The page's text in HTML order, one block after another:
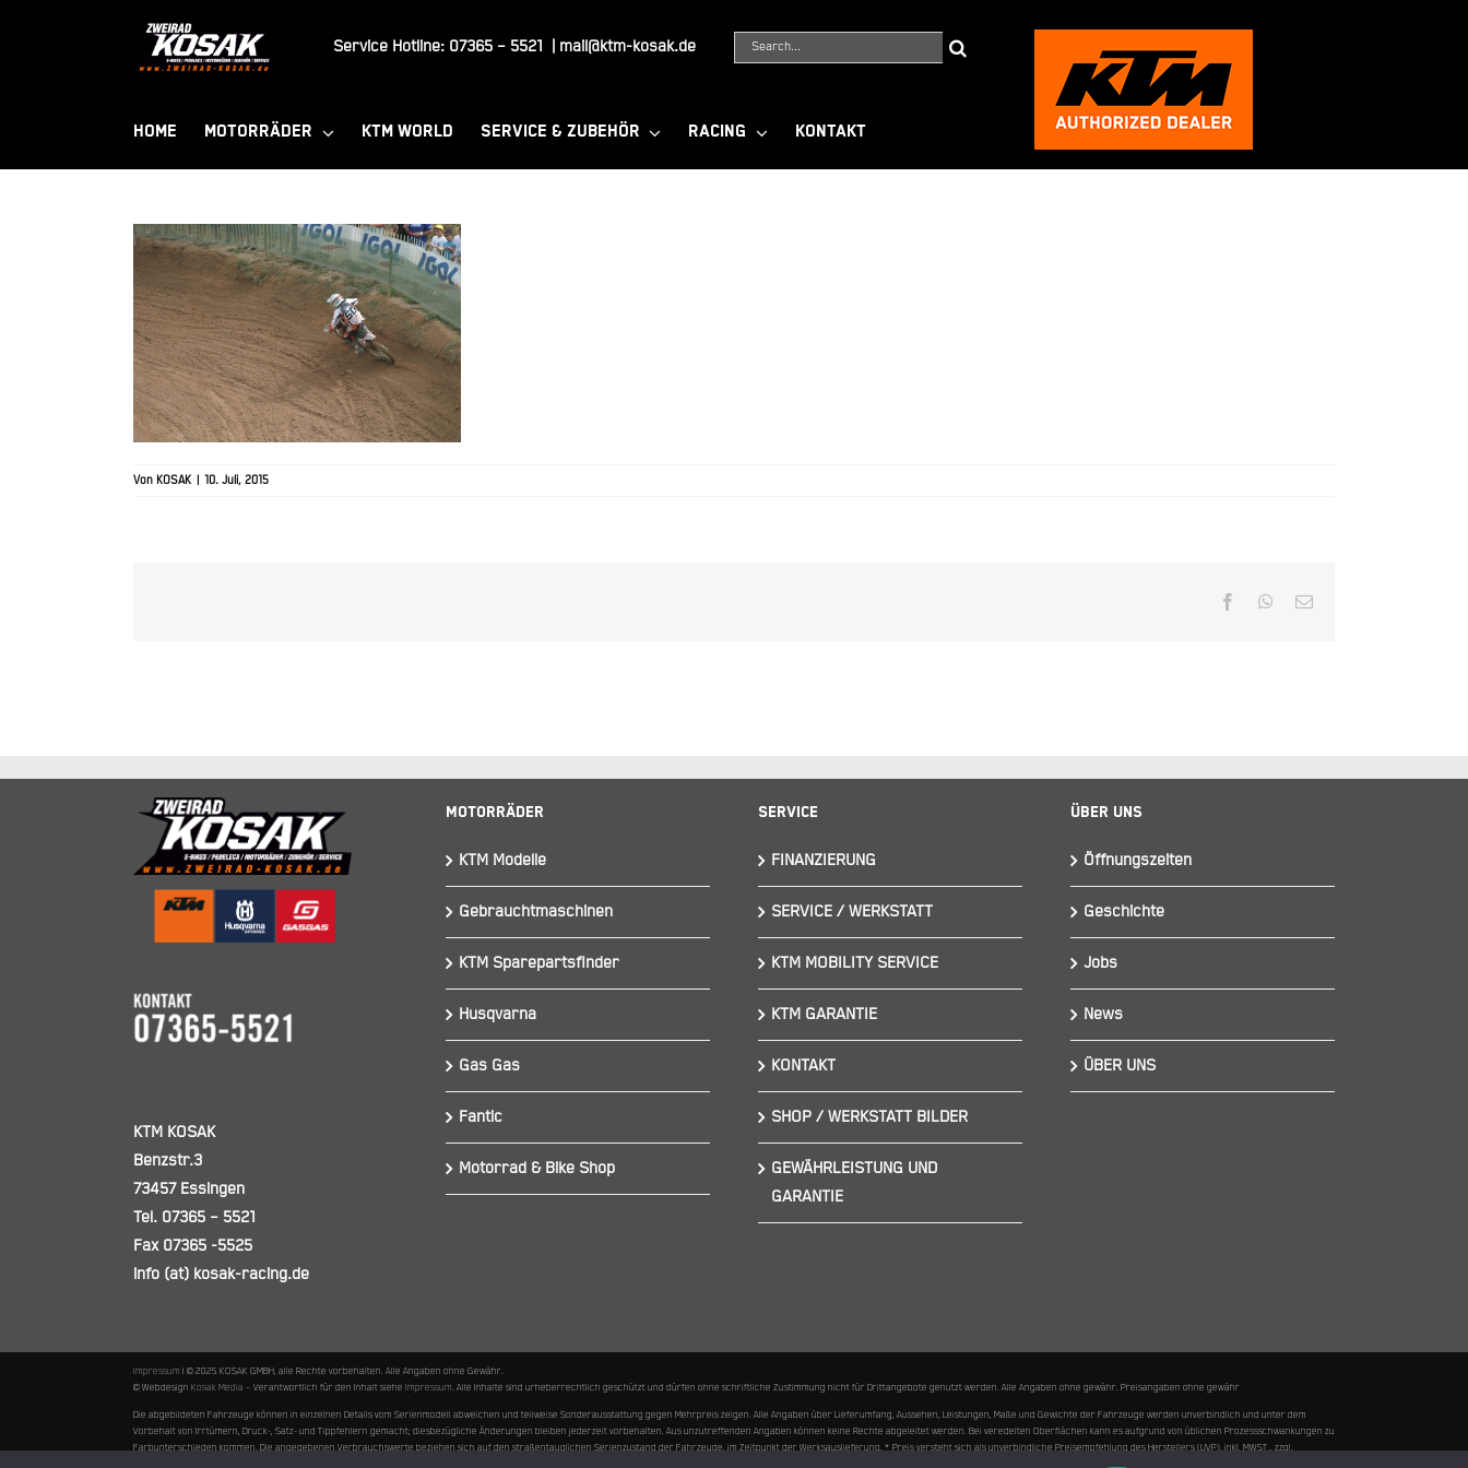
Service Hotline: 07365 – 5521 mail@ktm-kosak.de
Suche
HOME MOTORRÄDER KTM WORLD SERVICE & ZUBEHÖR RACING KONTAKT
Von KOSAK 10. Juli, 2015
FacebookWhatsApp
E-
KTM KOSAK
Benzstr.3
73457 Essingen
Tel. 07365 – 5521
Fax 07365 -5525
info (at) kosak-racing.de
Motorräder
KTM Modelle
Gebrauchtmaschinen
KTM Sparepartsfinder
Husqvarna
Gas Gas
Fantic
Motorrad & Bike Shop
Service
FINANZIERUNG
SERVICE / WERKSTATT
KTM MOBILITY SERVICE
KTM GARANTIE
KONTAKT
SHOP / WERKSTATT BILDER
GEWÄHRLEISTUNG UND
GARANTIE
Über Uns
Öffnungszeiten
Geschichte
Jobs
News
ÜBER UNS
Impressum I © 2025 KOSAK GMBH, alle Rechte vorbehalten. Alle Angaben ohne Gewähr.
© Webdesign Kosak Media – Verantwortlich für den Inhalt siehe Impressum. Alle Inhalte sind urheberrechtlich geschützt und dürfen ohne schriftliche Zustimmung nicht für Drittangebote genutzt werden. Alle Angaben ohne gewähr. Preisangaben ohne gewähr
Die abgebildeten Fahrzeuge können in einzelnen Details vom Serienmodell abweichen und teilweise Sonderausstattung gegen Mehrpreis zeigen. Alle Angaben über Lieferumfang, Aussehen, Leistungen, Maße und Gewichte der Fahrzeuge werden unverbindlich und unter dem
Vorbehalt von Irrtümern, Druck-, Satz- und Tippfehlern gemacht; diesbezügliche Änderungen bleiben jederzeit vorbehalten. Aus unzutreffenden Angaben können keine Rechte abgeleitet werden. Bei veredelten Oberflächen kann es aufgrund von üblichen Prozessschwankungen zu
Farbunterschieden kommen. Die angegebenen Verbrauchswerte beziehen sich auf den straßentauglichen Serienzustand der Fahrzeuge, im Zeitpunkt der Werksauslieferung. * Preis versteht sich als unverbindliche Preisempfehlung des Herstellers (UVP), inkl. MWST., zzgl.